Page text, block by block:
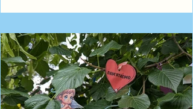
конкурсі на бюджетні місця за квотою-2.
Хто може обрати НМТ або співбесіду?
Якщо ви досі перебуваєте